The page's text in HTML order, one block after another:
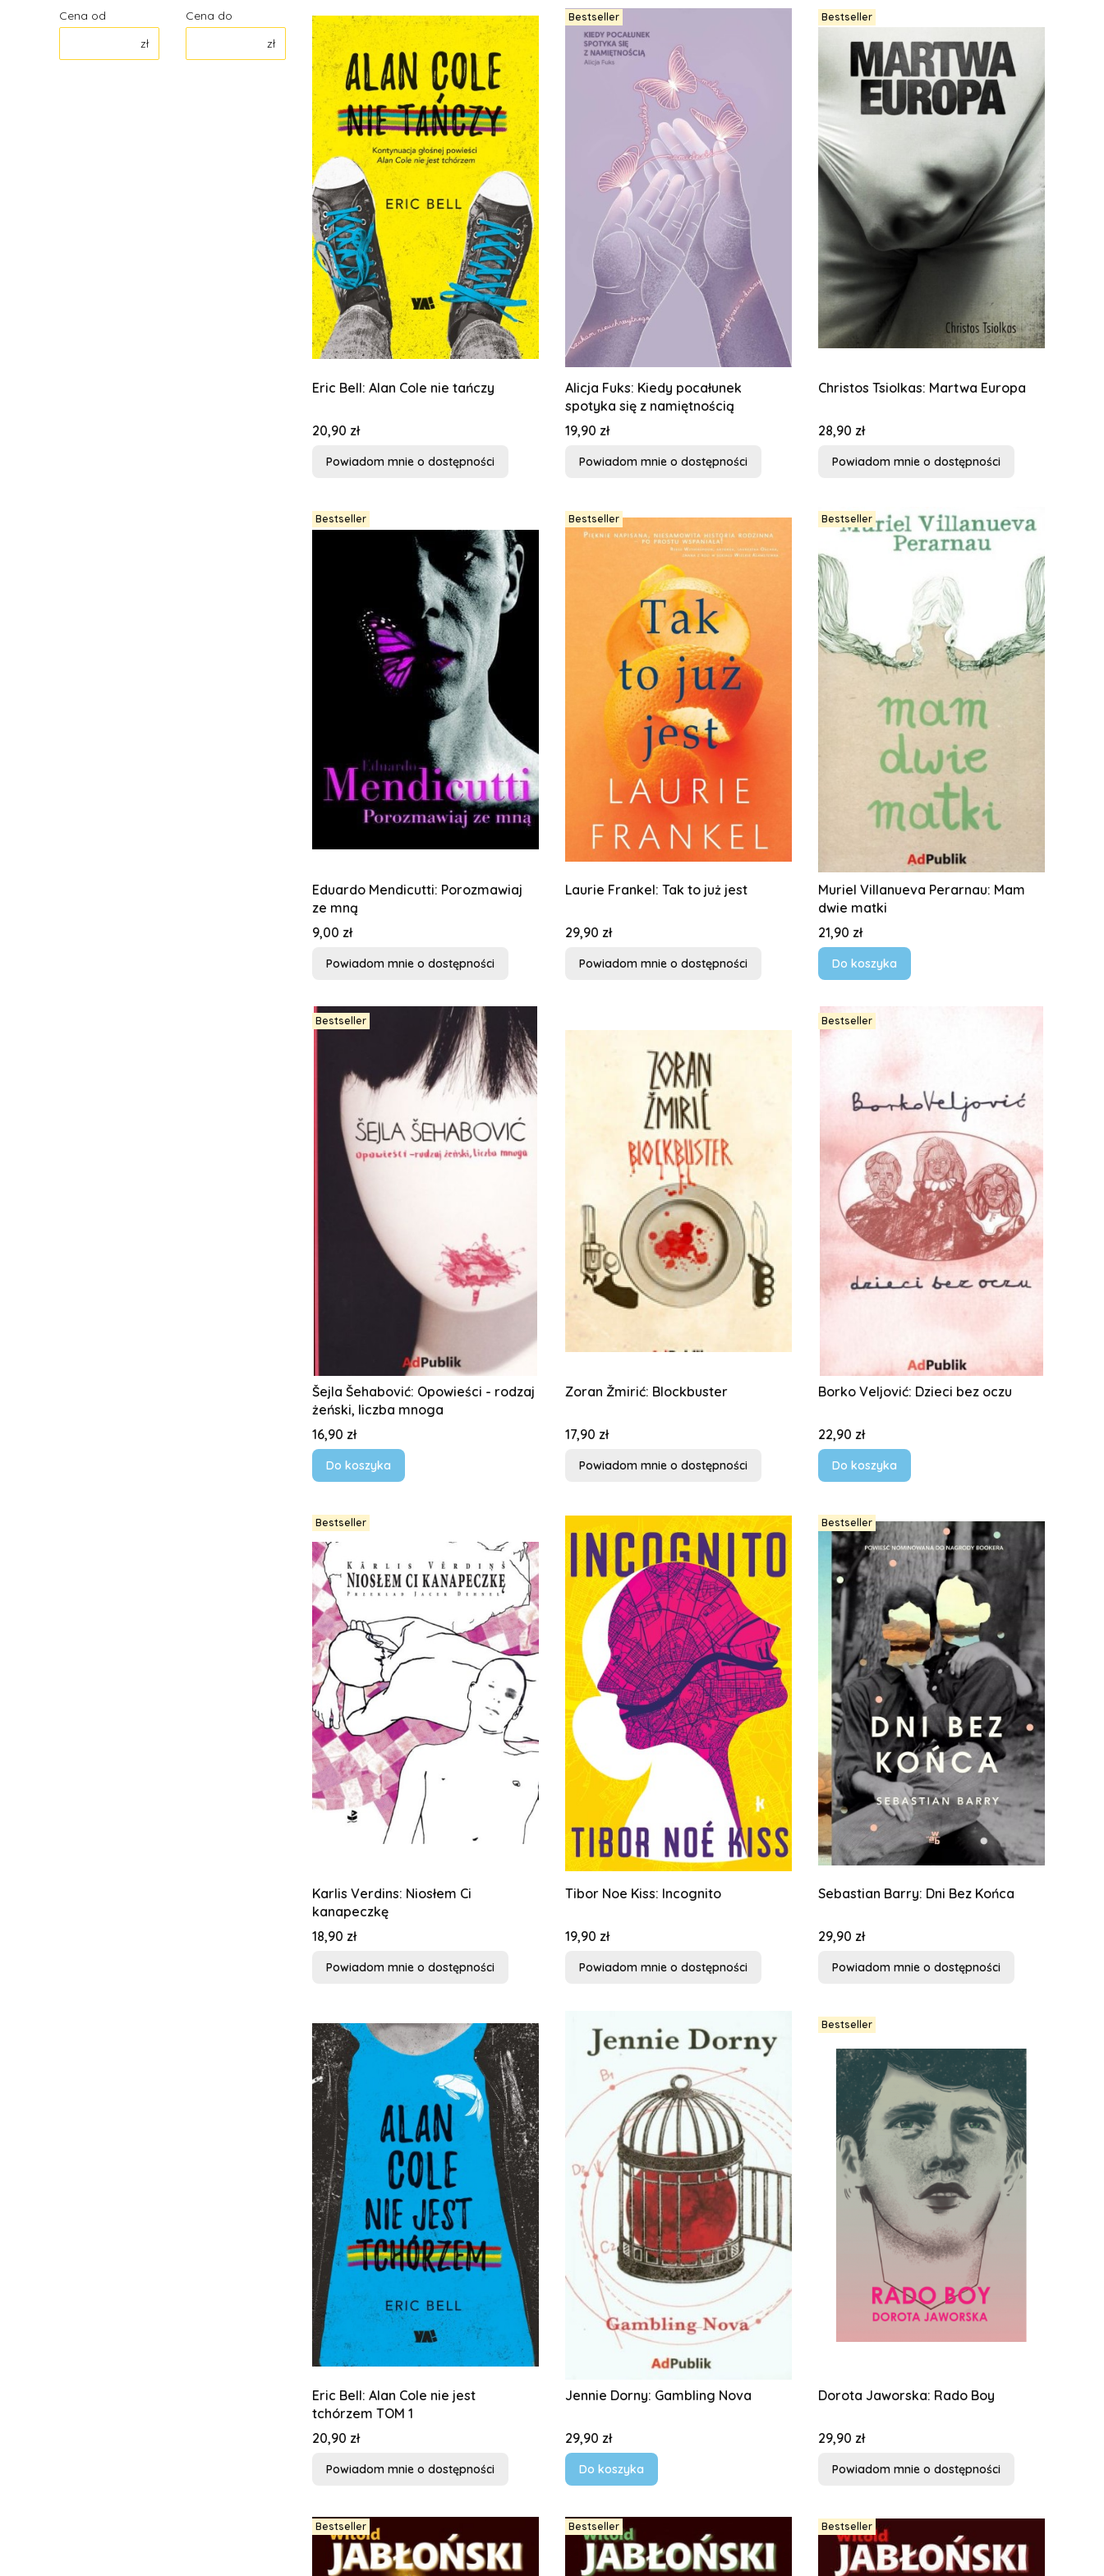
Cena od
zł
Cena do
zł
Eric Bell: Alan Cole nie tańczy
Cena
20,90 zł
Powiadom mnie o dostępności
Bestseller
Alicja Fuks: Kiedy pocałunek
spotyka się z namiętnością
Cena
19,90 zł
Powiadom mnie o dostępności
Bestseller
Christos Tsiolkas: Martwa Europa
Cena
28,90 zł
Powiadom mnie o dostępności
Bestseller
Eduardo Mendicutti: Porozmawiaj
ze mną
Cena
9,00 zł
Powiadom mnie o dostępności
Bestseller
Laurie Frankel: Tak to już jest
Cena
29,90 zł
Powiadom mnie o dostępności
Bestseller
Muriel Villanueva Perarnau: Mam
dwie matki
Cena
21,90 zł
Do koszyka
Bestseller
Šejla Šehabović: Opowieści - rodzaj
żeński, liczba mnoga
Cena
16,90 zł
Do koszyka
Zoran Žmirić: Blockbuster
Cena
17,90 zł
Powiadom mnie o dostępności
Bestseller
Borko Veljović: Dzieci bez oczu
Cena
22,90 zł
Do koszyka
Bestseller
Karlis Verdins: Niosłem Ci
kanapeczkę
Cena
18,90 zł
Powiadom mnie o dostępności
Tibor Noe Kiss: Incognito
Cena
19,90 zł
Powiadom mnie o dostępności
Bestseller
Sebastian Barry: Dni Bez Końca
Cena
29,90 zł
Powiadom mnie o dostępności
Eric Bell: Alan Cole nie jest
tchórzem TOM 1
Cena
20,90 zł
Powiadom mnie o dostępności
Jennie Dorny: Gambling Nova
Cena
29,90 zł
Do koszyka
Bestseller
Dorota Jaworska: Rado Boy
Cena
29,90 zł
Powiadom mnie o dostępności
Bestseller Bestseller Bestseller